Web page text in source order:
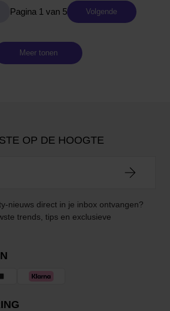
Pagina 1 van 5 Volgende
Meer tonen
OP DE HOOGTE
nieuws direct in je inbox ontvangen?
trends, tips en exclusieve